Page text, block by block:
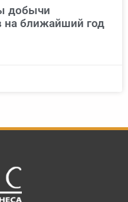
добычи
на ближайший год